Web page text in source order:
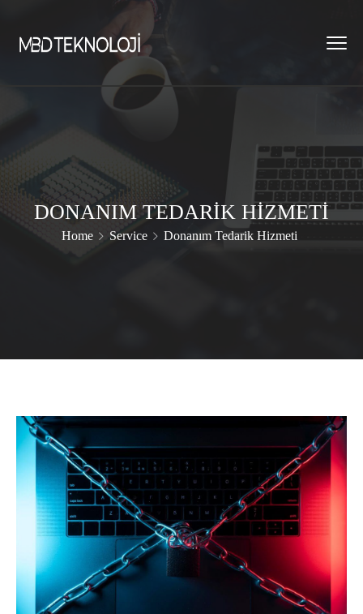
DONANIM TEDARIK HIZMETI
Home Service Donanım Tedarik Hizmeti